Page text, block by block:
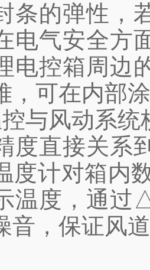
条的弹性，
电气安全方
电控箱周边
，可在内部
风动系统
直接关系到
度计对箱内
温度，通
音，保证风